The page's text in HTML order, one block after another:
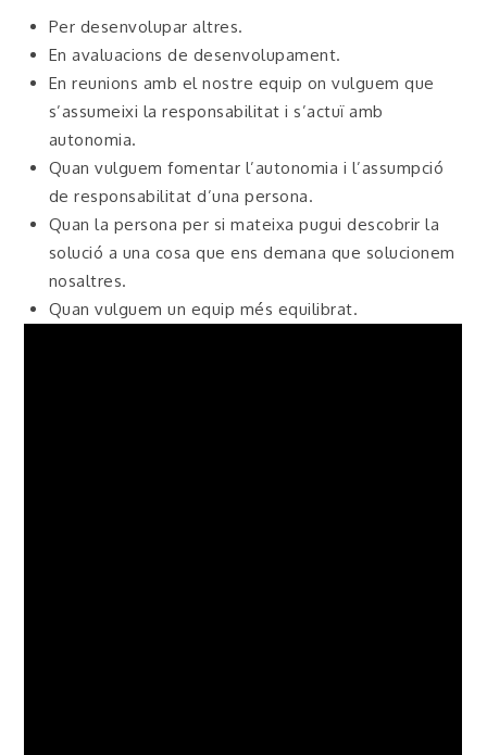
Per desenvolupar altres.
En avaluacions de desenvolupament.
En reunions amb el nostre equip on vulguem que
s’assumeixi la responsabilitat i s’actuï amb
autonomia.
Quan vulguem fomentar l’autonomia i l’assumpció
de responsabilitat d’una persona.
Quan la persona per si mateixa pugui descobrir la
solució a una cosa que ens demana que solucionem
nosaltres.
Quan vulguem un equip més equilibrat.